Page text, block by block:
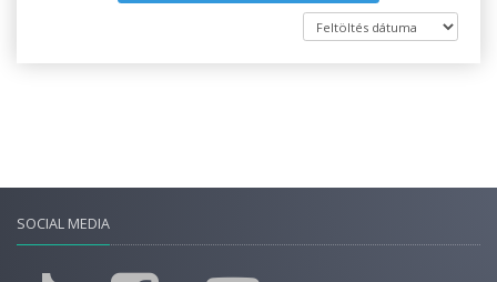
SOCIAL MEDIA